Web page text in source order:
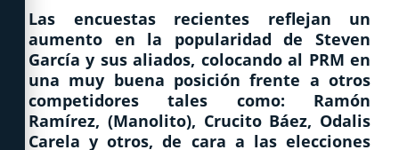
Las encuestas recientes reflejan un
aumento en la popularidad de Steven
García y sus aliados, colocando al PRM en
una muy buena posición frente a otros
competidores tales como: Ramón
Ramírez, (Manolito), Crucito Báez, Odalis
Carela y otros, de cara a las elecciones